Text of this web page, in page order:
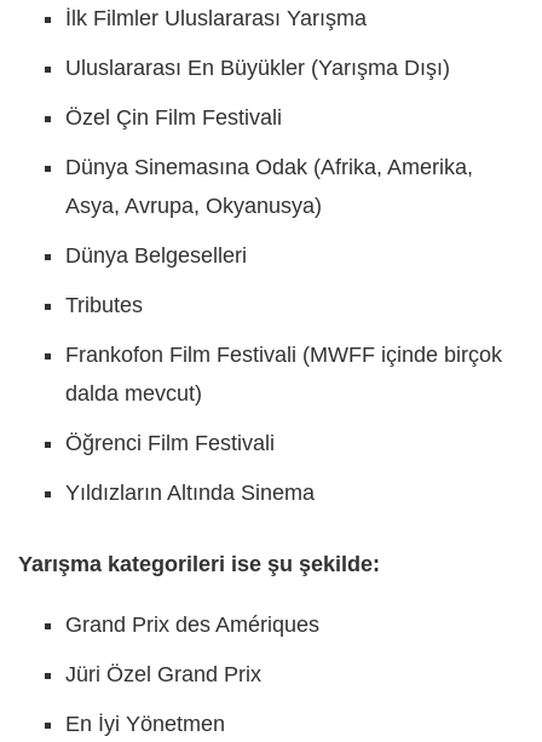
İlk Filmler Uluslararası Yarışma
Uluslararası En Büyükler (Yarışma Dışı)
Özel Çin Film Festivali
Dünya Sinemasına Odak (Afrika, Amerika,
Asya, Avrupa, Okyanusya)
Dünya Belgeselleri
Tributes
Frankofon Film Festivali (MWFF içinde birçok
dalda mevcut)
Öğrenci Film Festivali
Yıldızların Altında Sinema
Yarışma kategorileri ise şu şekilde:
Grand Prix des Amériques
Jüri Özel Grand Prix
En İyi Yönetmen